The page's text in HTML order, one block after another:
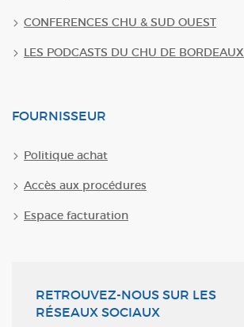
CONFERENCES CHU & SUD OUEST
LES PODCASTS DU CHU DE BORDEAUX
FOURNISSEUR
Politique achat
Accès aux procédures
Espace facturation
RETROUVEZ-NOUS SUR LES
RÉSEAUX SOCIAUX